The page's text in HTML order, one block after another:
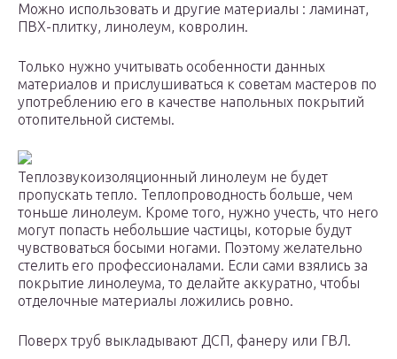
Можно использовать и другие материалы : ламинат,
ПВХ-плитку, линолеум, ковролин.
Только нужно учитывать особенности данных
материалов и прислушиваться к советам мастеров по
употреблению его в качестве напольных покрытий
отопительной системы.
Теплозвукоизоляционный линолеум не будет
пропускать тепло. Теплопроводность больше, чем
тоньше линолеум. Кроме того, нужно учесть, что него
могут попасть небольшие частицы, которые будут
чувствоваться босыми ногами. Поэтому желательно
стелить его профессионалами. Если сами взялись за
покрытие линолеума, то делайте аккуратно, чтобы
отделочные материалы ложились ровно.
Поверх труб выкладывают ДСП, фанеру или ГВЛ.